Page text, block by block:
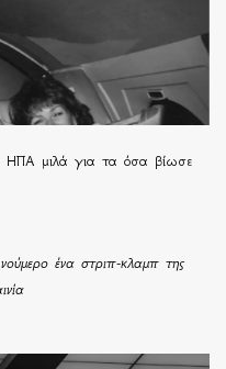
ΗΠΑ μιλά για τα όσα βίωσε
ένα στριπ-κλαμπ της